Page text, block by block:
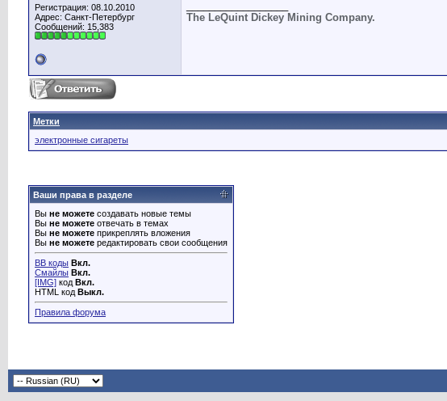
Регистрация: 08.10.2010
Адрес: Санкт-Петербург
Сообщений: 15,383
The LeQuint Dickey Mining Company.
Метки
электронные сигареты
Ваши права в разделе
Вы не можете создавать новые темы
Вы не можете отвечать в темах
Вы не можете прикреплять вложения
Вы не можете редактировать свои сообщения
BB коды Вкл.
Смайлы Вкл.
[IMG] код Вкл.
HTML код Выкл.
Правила форума